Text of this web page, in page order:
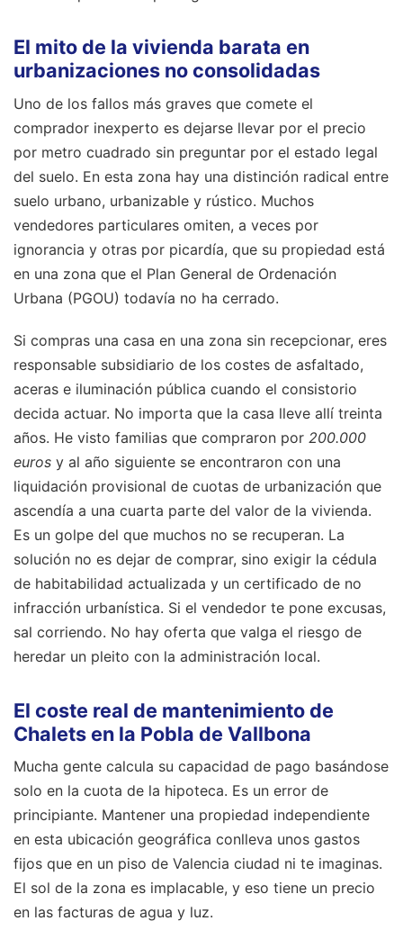
El mito de la vivienda barata en
urbanizaciones no consolidadas
Uno de los fallos más graves que comete el
comprador inexperto es dejarse llevar por el precio
por metro cuadrado sin preguntar por el estado legal
del suelo. En esta zona hay una distinción radical entre
suelo urbano, urbanizable y rústico. Muchos
vendedores particulares omiten, a veces por
ignorancia y otras por picardía, que su propiedad está
en una zona que el Plan General de Ordenación
Urbana (PGOU) todavía no ha cerrado.
Si compras una casa en una zona sin recepcionar, eres
responsable subsidiario de los costes de asfaltado,
aceras e iluminación pública cuando el consistorio
decida actuar. No importa que la casa lleve allí treinta
años. He visto familias que compraron por 200.000
euros y al año siguiente se encontraron con una
liquidación provisional de cuotas de urbanización que
ascendía a una cuarta parte del valor de la vivienda.
Es un golpe del que muchos no se recuperan. La
solución no es dejar de comprar, sino exigir la cédula
de habitabilidad actualizada y un certificado de no
infracción urbanística. Si el vendedor te pone excusas,
sal corriendo. No hay oferta que valga el riesgo de
heredar un pleito con la administración local.
El coste real de mantenimiento de
Chalets en la Pobla de Vallbona
Mucha gente calcula su capacidad de pago basándose
solo en la cuota de la hipoteca. Es un error de
principiante. Mantener una propiedad independiente
en esta ubicación geográfica conlleva unos gastos
fijos que en un piso de Valencia ciudad ni te imaginas.
El sol de la zona es implacable, y eso tiene un precio
en las facturas de agua y luz.